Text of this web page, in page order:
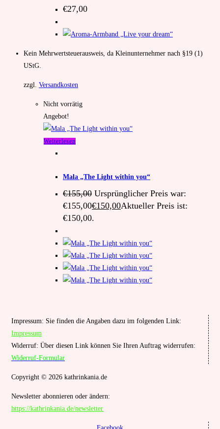
€27,00
Kein Mehrwertsteuerausweis, da Kleinunternehmer nach §19 (1)
UStG.
zzgl. Versandkosten
Nicht vorrätig
Angebot!
Weiterlesen
Mala „The Light within you“
€155,00 Ursprünglicher Preis war:
€155,00€150,00Aktueller Preis ist:
€150,00.
Impressum: Sie finden die Angaben dazu im folgenden Link:
Impressum
Widerruf: Über diesen Link können Sie Ihren Auftrag widerrufen:
Widerruf-Formular
Copyright © 2026 kathrinkania.de
Newsletter abonnieren oder ändern:
https://kathrinkania.de/newsletter